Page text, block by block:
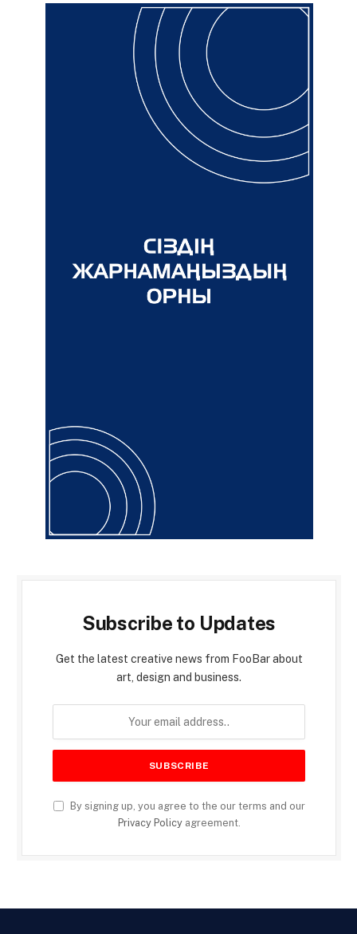
Subscribe to Updates
Get the latest creative news from FooBar about
art, design and business.
By signing up, you agree to the our terms and our
Privacy Policyagreement.